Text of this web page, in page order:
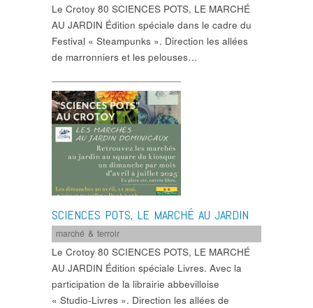
Le Crotoy 80 SCIENCES POTS, LE MARCHÉ
AU JARDIN Édition spéciale dans le cadre du
Festival « Steampunks ». Direction les allées
de marronniers et les pelouses…
SCIENCES POTS, LE MARCHÉ AU JARDIN
marché & terroir
Le Crotoy 80 SCIENCES POTS, LE MARCHÉ
AU JARDIN Édition spéciale Livres. Avec la
participation de la librairie abbevilloise
« Studio-Livres ». Direction les allées de